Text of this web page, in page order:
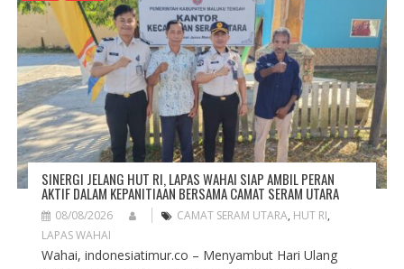
SINERGI JELANG HUT RI, LAPAS WAHAI SIAP AMBIL PERAN
AKTIF DALAM KEPANITIAAN BERSAMA CAMAT SERAM UTARA
08/08/2026 CAMAT SERAM UTARA, HUT RI,
LAPAS WAHAI
Wahai, indonesiatimur.co – Menyambut Hari Ulang